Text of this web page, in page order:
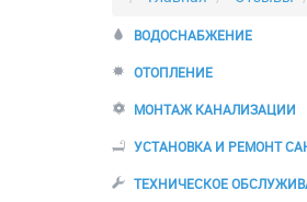
ВОДОСНАБЖЕНИЕ
ОТОПЛЕНИЕ
МОНТАЖ КАНАЛИЗАЦИИ
УСТАНОВКА И РЕМОНТ
ТЕХНИЧЕСКОЕ